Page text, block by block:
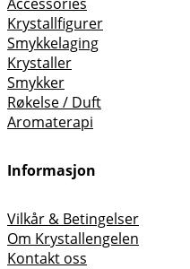
Krystallfigurer
Smykkelaging
Krystaller
Smykker
Røkelse / Duft
Aromaterapi
Informasjon
Vilkår & Betingelser
Om Krystallengelen
Kontakt oss